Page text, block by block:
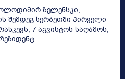
ზელენსკი,
შემდეგ სერბეთში პირველი
7 აგვისტოს საღამოს,